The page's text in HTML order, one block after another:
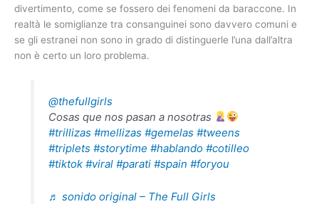
divertimento, come se fossero dei fenomeni da baraccone. In
realtà le somiglianze tra consanguinei sono davvero comuni e
se gli estranei non sono in grado di distinguerle l’una dall’altra
non è certo un loro problema.
@thefullgirls
Cosas que nos pasan a nosotras
#trillizas #mellizas #gemelas #tweens
#triplets #storytime #hablando #cotilleo
#tiktok #viral #parati #spain #foryou
♬ sonido original – The Full Girls